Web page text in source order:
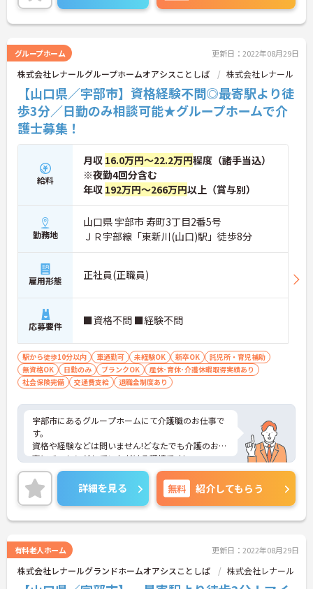
グループホーム 更新日：2022年08月29日
株式会社レナールグループホームオアシスことしば 株式会社レナール
【山口県／宇部市】資格経験不問◎最寄駅より徒
歩3分／日勤のみ相談可能★グループホームで介
護士募集！
給料
月収 16.0万円～22.2万円程度（諸手当込）
※夜勤4回分含む
年収 192万円～266万円以上（賞与別）
勤務地
山口県 宇部市 寿町3丁目2番5号
ＪＲ宇部線「東新川(山口)駅」徒歩8分
雇用形態 正社員(正職員)
応募要件 ■資格不問 ■経験不問
駅から徒歩10分以内 車通勤可 未経験OK 新卒OK
託児所・育児補助
無資格OK
日勤のみ ブランクOK
産休･育休･介護休暇取得実績あり
社会保険完備
交通費支給 退職金制度あり
宇部市にあるグループホームにて介護職のお仕事で
す。
資格や経験などは問いません!どなたでも介護のお仕
事にチャレンジしていただける環境です!
育児休業の取得実績や利用可能な託児所など、福利
厚生も充実しているので、安心して長く働くことが
出来る環境が整っていますよ♪
最寄り駅より徒歩3分、またマイカー通勤も可能な
ので通勤のストレスが少ないのも嬉しいポイントで
ご興味がある方は是非一度マイナビまでお問い合わ
せください。さらに詳細などお伝えします！
詳細を見る 無料 紹介してもらう
有料老人ホーム 更新日：2022年08月29日
株式会社レナールグランドホームオアシスことしば 株式会社レナール